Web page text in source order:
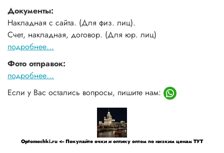
Документы:
Накладная с сайта. (Для физ. лиц).
Счет, накладная, договор. (Для юр. лиц)
подробнее...
Фото отправок:
подробнее...
Если у Вас остались вопросы, пишите нам:
Optomochki.ru <-- Покупайте очки и оптику оптом по низким ценам ТУТ